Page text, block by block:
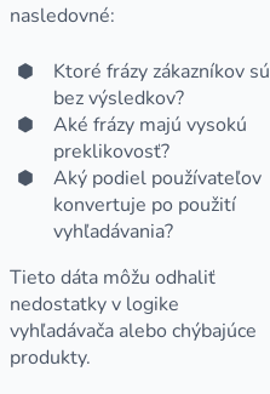
nasledovné:
Ktoré frázy zákazníkov sú
bez výsledkov?
Aké frázy majú vysokú
preklikovosť?
Aký podiel používateľov
konvertuje po použití
vyhľadávania?
Tieto dáta môžu odhaliť
nedostatky v logike
vyhľadávača alebo chýbajúce
produkty.